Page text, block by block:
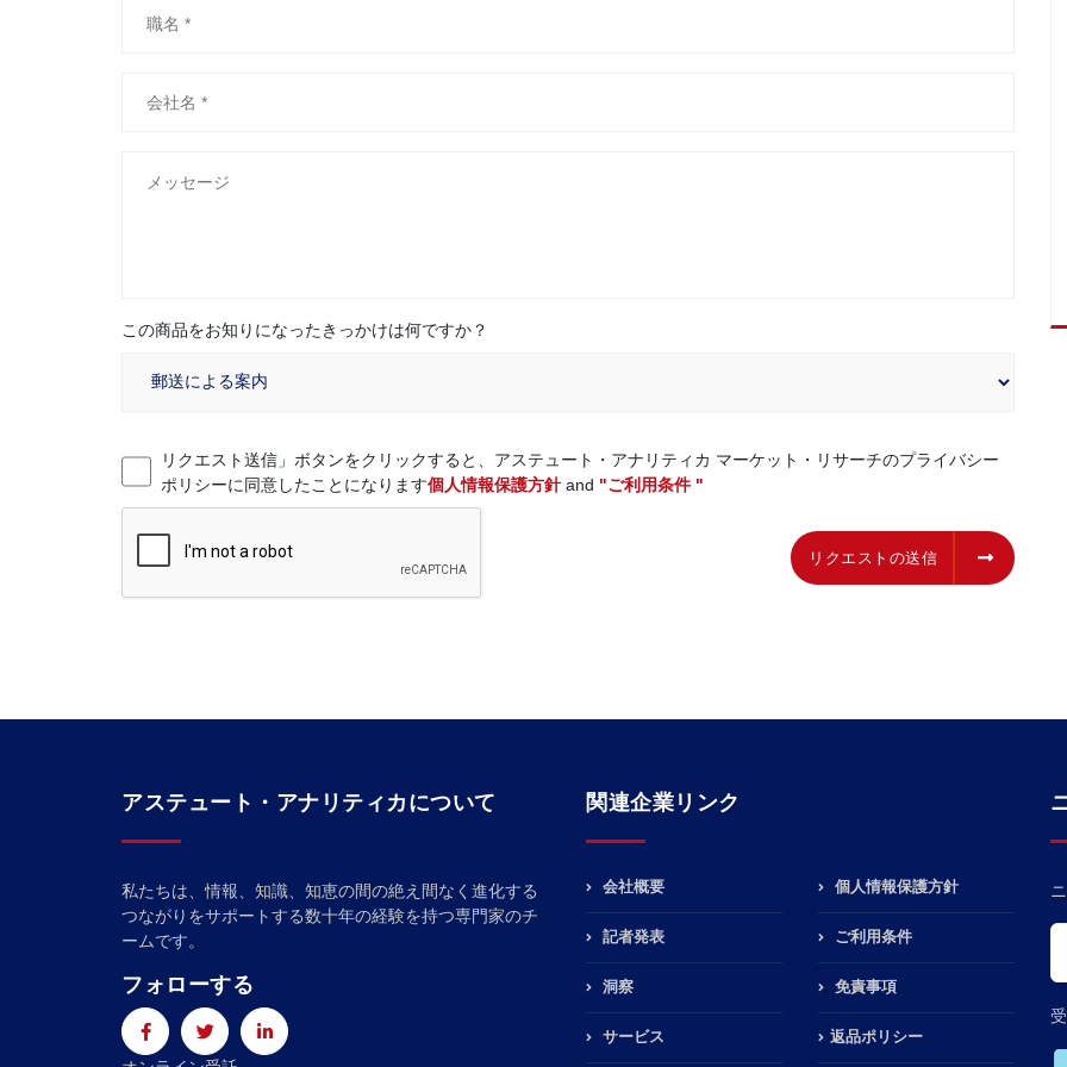
この商品をお知りになったきっかけは何ですか？
リクエスト送信」ボタンをクリックすると、アステュート・アナリティカ マーケット・リサーチのプライバシー
ポリシーに同意したことになります個人情報保護方針and "ご利用条件 "
リクエストの送信
アステュート・アナリティカについて
私たちは、情報、知識、知恵の間の絶え間なく進化する
つながりをサポートする数十年の経験を持つ専門家のチ
ームです。
フォローする
関連企業リンク
会社概要
記者発表
洞察
サービス
個人情報保護方針
ご利用条件
免責事項
返品ポリシー